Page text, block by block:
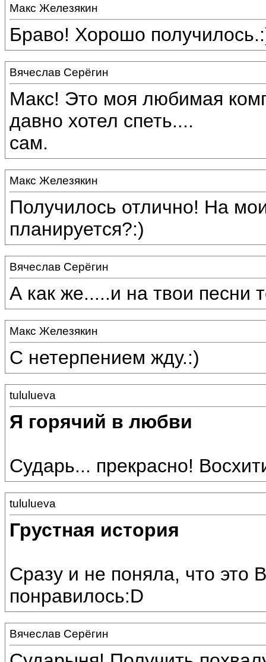
Макс Железякин
Браво! Хорошо
Вячеслав Серёгин
Макс! Это моя любимая
давно хотел спеть....
сам.
Макс Железякин
Получилось отлично! На
планируется?:)
Вячеслав Серёгин
А как же.....и на твои песни
Макс Железякин
С нетерпением жду.:)
tululueva
Я горячий в любви
Сударь... прекрасно!
tululueva
Грустная история
Сразу и не поняла, что это
понравилось:D
Вячеслав Серёгин